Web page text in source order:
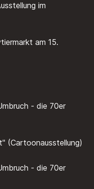
im
am 15.
- die 70er
(Cartoonausstellung)
- die 70er